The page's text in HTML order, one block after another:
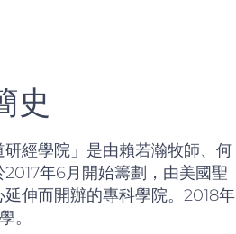
史
研經學院」是由賴若瀚牧師、何
年6月開始籌劃，由美國聖
延伸而開辦的專科學院。2018年
。